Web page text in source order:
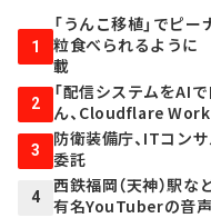
1
「うんこ移植」でピ
粒食べられるよう
載
2
「配信システムをAI
ん、Cloudflare
3
防衛装備庁、ITコン
委託
4
西鉄福岡（天神）駅
有名YouTuberの音